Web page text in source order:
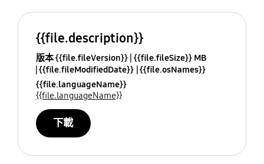
{{file.description}}
版本 {{file.fileVersion}} {{file.fileSize}} MB
{{file.fileModifiedDate}} {{file.osNames}}
{{file.languageName}}
{{file.languageName}}
下載